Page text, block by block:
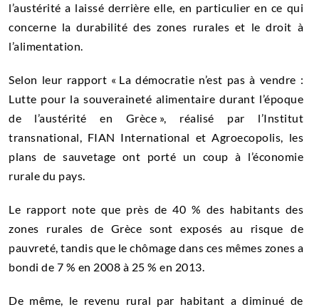
l’austérité a laissé derrière elle, en particulier en ce qui
concerne la durabilité des zones rurales et le droit à
l’alimentation.
Selon leur rapport « La démocratie n’est pas à vendre :
Lutte pour la souveraineté alimentaire durant l’époque
de l’austérité en Grèce », réalisé par l’Institut
transnational, FIAN International et Agroecopolis, les
plans de sauvetage ont porté un coup à l’économie
rurale du pays.
Le rapport note que près de 40 % des habitants des
zones rurales de Grèce sont exposés au risque de
pauvreté, tandis que le chômage dans ces mêmes zones a
bondi de 7 % en 2008 à 25 % en 2013.
De même, le revenu rural par habitant a diminué de